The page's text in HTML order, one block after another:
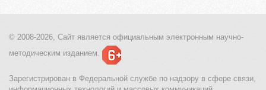
© 2008-2026, Сайт является официальным электронным научно-
методическим изданием.
Зарегистрирован в Федеральной службе по надзору в сфере связи,